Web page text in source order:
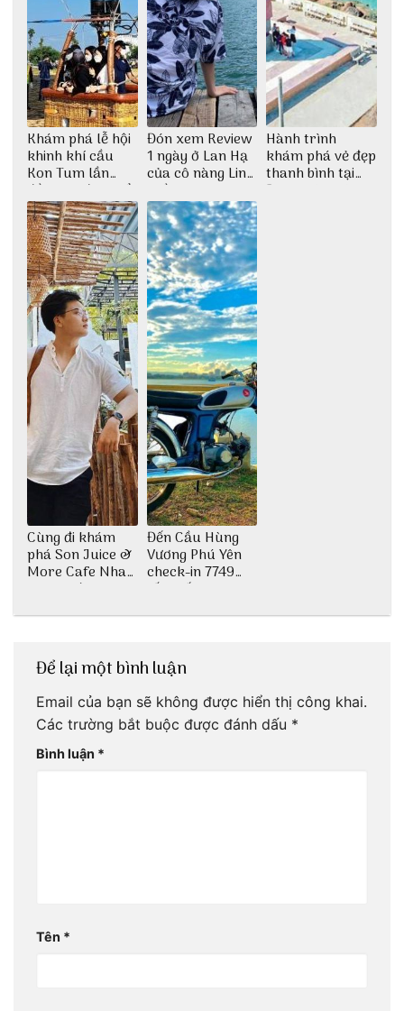
Khám phá lễ hội
khinh khí cầu
Kon Tum lần
đầu tiên được tổ
chức
Đón xem Review
1 ngày ở Lan Hạ
của cô nàng Linh
Trần
Hành trình
khám phá vẻ đẹp
thanh bình tại
Đảo Phú Quý
Cùng đi khám
phá Son Juice &
More Cafe Nha
Trang với anh
Đến Cầu Hùng
Vương Phú Yên
check-in 7749
tấm sống ảo
Để lại một bình luận
Email của bạn sẽ không được hiển thị công khai.
Các trường bắt buộc được đánh dấu *
Bình luận *
Tên *